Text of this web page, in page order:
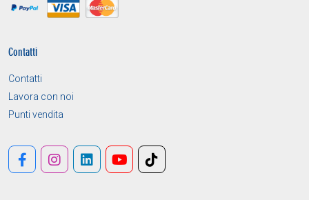
Contatti
Contatti
Lavora con noi
Punti vendita